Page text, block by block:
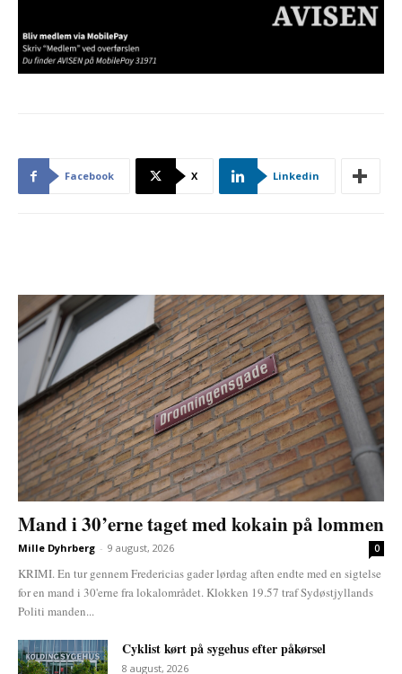
Facebook X Linkedin
Mand i 30’erne taget med kokain på lommen
Mille Dyhrberg - 9 august, 2026 0
KRIMI. En tur gennem Fredericias gader lørdag aften endte med en sigtelse
for en mand i 30'erne fra lokalområdet. Klokken 19.57 traf Sydøstjyllands
Politi manden...
Cyklist kørt på sygehus efter påkørsel
8 august, 2026